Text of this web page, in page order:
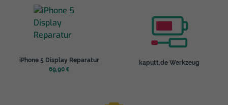
Reparieren lassen
Shop
iPhone 5 Display Reparatur
69,90 €
kaputt.de Werkzeug